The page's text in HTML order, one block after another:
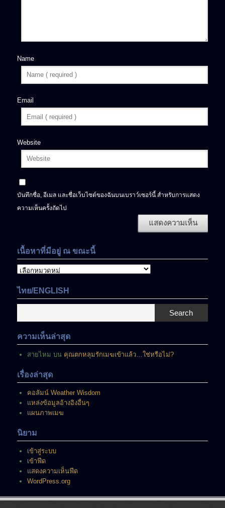
Name
Email
Website
บันทึกชื่อ, อีเมล และชื่อเว็บไซต์ของฉันบนเบราว์เซอร์นี้ สำหรับการแสดง
ความเห็นครั้งถัดไป
เนื้อหาที่มีอยู่ ณ ขณะนี้
เนื้อหา
มี
อยู่
ไทย/ENGLISH
Search
ความเห็นล่าสุด
สายไหม บน คุณตกหลุมรักเมฆเข้าแล้ว…ใช่หรือไม่?
เรื่องล่าสุด
คอลัมน์ Weather Wisdom
แหล่งข้อมูลอ้างอิงอื่นๆ
แผนภาพเมฆ
นิยาม
เข้าสู่ระบบ
เข้าฟีด
แสดงความเห็นฟีด
WordPress.org